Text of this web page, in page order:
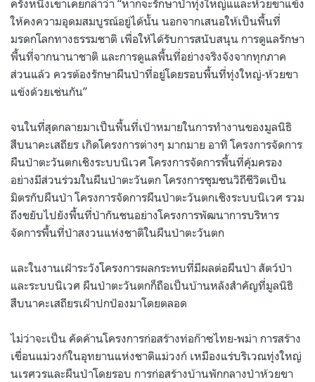
ครั้งหนึ่งเขาเคยกล่าว่า “หากจะรักษาป่าทุ่งใหญ่แและห้วยขาแข้ง
ให้คงความอุดมสมบูรณ์อยู่ได้นั้น นอกจากเสนอให้เป็นพื้นที่
มรดกโลกทางธรรมชาติ เพื่อให้ได้รับการสนับสนุน การดูแลรักษา
พื้นที่จากนานาชาติ และการดูแลพื้นที่อย่างจริงจังจากทุกภาค
ส่วนแล้ว ควรต้องรักษาผืนป่าที่อยู่โดยรอบพื้นที่ทุ่งใหญ่-ห้วยขา
แข้งด้วยเช่นกัน”
จนในที่สุดกลายมาเป็นพื้นที่เป้าหมายในการทำงานของมูลนิธิ
สืบนาคะเสถียร เกิดโครงการต่างๆ มากมาย อาทิ โครงการจัดการ
ผืนป่าตะวันตกเชิงระบบนิเวศ โครงการจัดการพื้นที่คุ้มครอง
อย่างมีส่วนร่วมในผืนป่าตะวันตก โครงการชุมชนวิถีชีวิตเป็น
มิตรกับผืนป่า โครงการจัดการผืนป่าตะวันตกเชิงระบบนิเวศ รวม
ถึงขยับไปยังพื้นที่ป่ากันชนอย่างโครงการพัฒนาการบริหาร
จัดการพื้นที่ป่าสงวนแห่งชาติในผืนป่าตะวันตก
และในงานเฝ้าระวังโครงการผลกระทบที่มีผลต่อผืนป่า สัตว์ป่า
และระบบนิเวศ ผืนป่าตะวันตกก็ถือเป็นบ้านหลังสำคัญที่มูลนิธิ
สืบนาคะเสถียรเฝ้าปกป้องมาโดยตลอด
ไม่ว่าจะเป็น คัดค้านโครงการก่อสร้างท่อก๊าซไทย-พม่า การสร้าง
เขื่อนแม่วงก์ในอุทยานแห่งชาติแม่วงก์ เหมืองแร่บริเวณทุ่งใหญ่
นเรศวรและผืนป่าโดยรอบ การก่อสร้างบ้านพักกลางป่าห้วยขา